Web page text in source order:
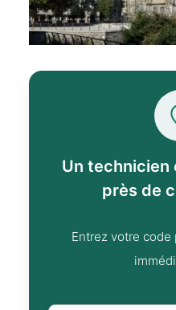
Un
près de
Entrez votre